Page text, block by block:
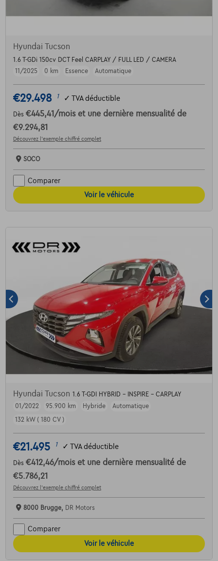
Hyundai Tucson
1.6 T-GDi 150cv DCT Feel CARPLAY / FULL LED / CAMERA
11/2025
0 km Essence Automatique
€29.498 1 ✓ TVA déductible
Dès €445,41 /mois et une dernière mensualité de
€9.294,81
Découvrez l’exemple chiffré complet
SOCO
Comparer
Voir le véhicule
Hyundai Tucson 1.6 T-GDI HYBRID - INSPIRE - CARPLAY
01/2022
95.900 km Hybride
Automatique
132 kW ( 180 CV )
€21.495 1 ✓ TVA déductible
Dès €412,46/mois et une dernière mensualité de
€5.786,21
Découvrez l’exemple chiffré complet
8000 Brugge, DR Motors
Comparer
Voir le véhicule